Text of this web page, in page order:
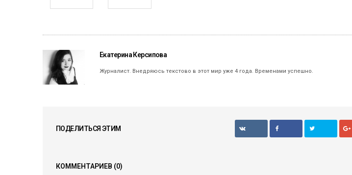
Екатерина Керсипова
Журналист. Внедряюсь текстово в этот мир уже 4 года. Временами успешно.
ПОДЕЛИТЬСЯ ЭТИМ
КОММЕНТАРИЕВ (0)